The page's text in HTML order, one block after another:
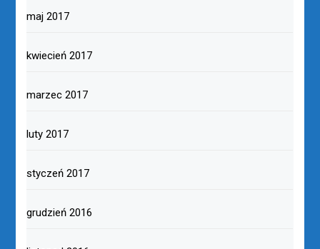
maj 2017
kwiecień 2017
marzec 2017
luty 2017
styczeń 2017
grudzień 2016